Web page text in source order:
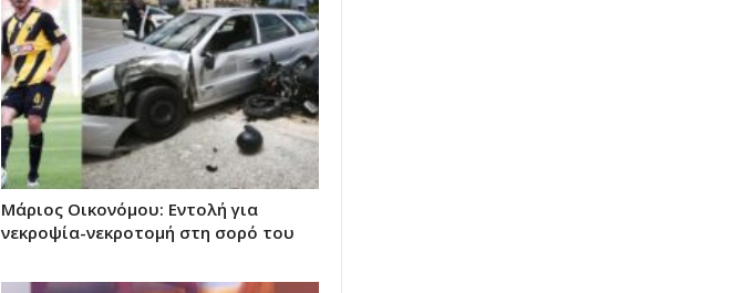
Μάριος Οικονόμου: Εντολή για
νεκροψία-νεκροτομή στη σορό του